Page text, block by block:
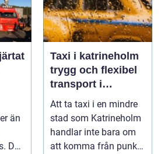
än
Den
Taxi i katrineholm
trygg och flexibel
transport i
vardagen
Att ta taxi i en mindre
stad som Katrineholm
handlar inte bara om
att komma från punkt